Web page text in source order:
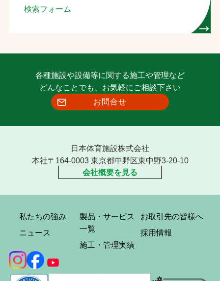
検索フォーム
各種施設や設備等に関する施工や管理など
どんなことでも、お気軽にご相談下さい
お問合せ
日本体育施設株式会社
本社〒164-0003 東京都中野区東中野3-20-10
会社概要を見る
私たちの強み
ニュース
製品・サービス
一覧
施工・管理実績
お取引先の皆様へ
採用情報